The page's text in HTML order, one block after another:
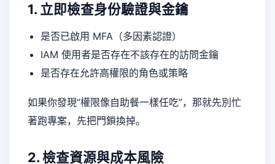
1. 立即檢查身份驗證與金鑰
是否已啟用 MFA（多因素認證）
IAM 使用者是否存在不該存在的訪問金鑰
是否存在允許高權限的角色或策略
如果你發現“權限像自助餐一樣任吃”，那就先別忙
著跑專案，先把門鎖換掉。
2. 檢查資源與成本風險